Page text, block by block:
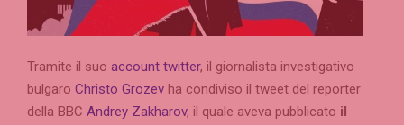
Tramite il suo account twitter, il giornalista investigativo
bulgaro Christo Grozev ha condiviso il tweet del reporter
della BBC Andrey Zakharov, il quale aveva pubblicato il